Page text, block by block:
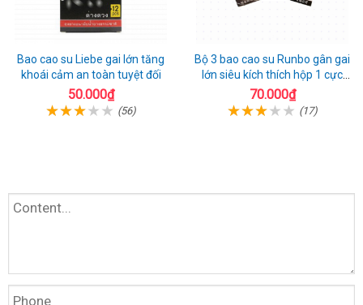
Bao cao su Liebe gai lớn tăng
khoái cảm an toàn tuyệt đối
50.000₫
(56)
Bộ 3 bao cao su Runbo gân gai
lớn siêu kích thích hộp 1 cực
chất
70.000₫
(17)